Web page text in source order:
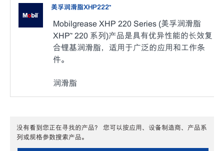
美孚润滑脂XHP222™
Mobilgrease XHP 220 Series (美孚润滑脂
XHP™ 220 系列)产品是具有优异性能的长效复
合锂基润滑脂，适用于广泛的应用和工作条
件。
润滑脂
没有看到您正在寻找的产品？ 您可以按应用、设备制造商、产品系
列或规格参数搜索产品。